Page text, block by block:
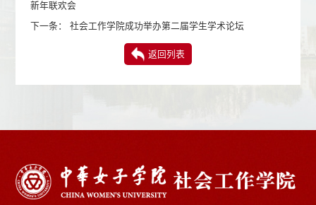
新年联欢会
下一条： 社会工作学院成功举办第二届学生学术论坛
返回列表